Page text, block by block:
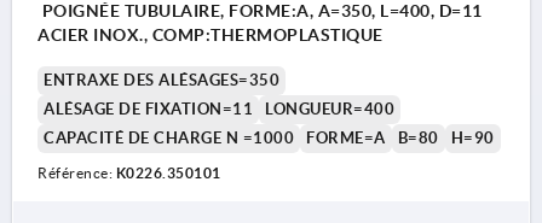
POIGNÉE TUBULAIRE, FORME:A, A=350, L=400, D=11
ACIER INOX., COMP:THERMOPLASTIQUE
ENTRAXE DES ALÉSAGES=350
ALÉSAGE DE FIXATION=11
LONGUEUR=400
CAPACITÉ DE CHARGE N =1000
FORME=A B=80 H=90
Référence: K0226.350101